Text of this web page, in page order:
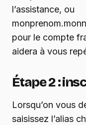
l’assistance, ou
pour le compte
aidera à vous
Étape 2 :
Lorsqu’on vous
saisissez l’alias